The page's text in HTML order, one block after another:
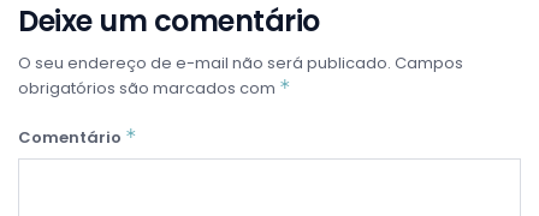
Deixe um comentário
O seu endereço de e-mail não será publicado. Campos
obrigatórios são marcados com *
Comentário *